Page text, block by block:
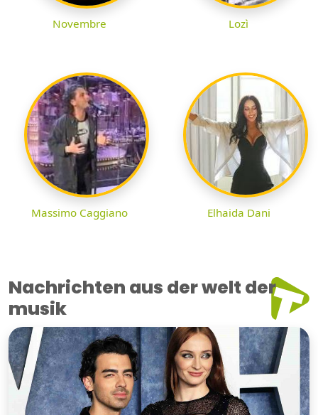
Novembre Lozì
Massimo Caggiano Elhaida Dani
Nachrichten aus der welt der
musik